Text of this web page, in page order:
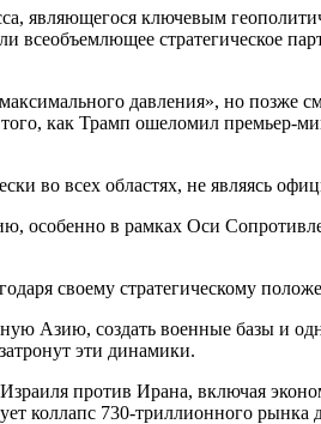
являющегося ключевым
стратегическое
давления», но позже
как Трамп ошеломил премьер-
во всех областях, не являясь
в рамках Оси
своему стратегическому
Азию, создать военные базы и
эти динамики.
против Ирана, включая
коллапс 730-триллионного